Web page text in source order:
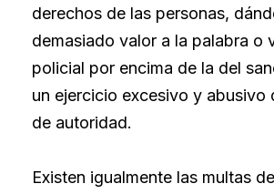
derechos de las personas,
demasiado valor a la palabra o
policial por encima de la del
un ejercicio excesivo y abusivo
de autoridad.
Existen igualmente las multas